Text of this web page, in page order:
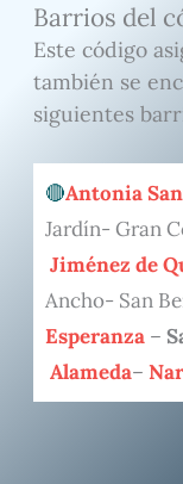
Barrios del
Este código
también se
siguientes
Antonia
Jardín- Gran
Jiménez de
Ancho- San
Esperanza–
Alameda–